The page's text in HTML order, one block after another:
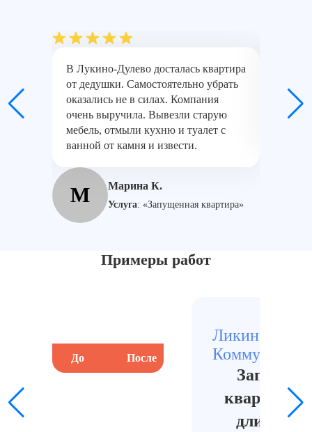
В Лукино-Дулево досталась квартира
от дедушки. Самостоятельно убрать
оказались не в силах. Компания
очень выручила. Вывезли старую
мебель, отмыли кухню и туалет с
ванной от камня и извести.
М Марина К.
Услуга: «Запущенная квартира»
Примеры работ
До После
Ликино-
квартира